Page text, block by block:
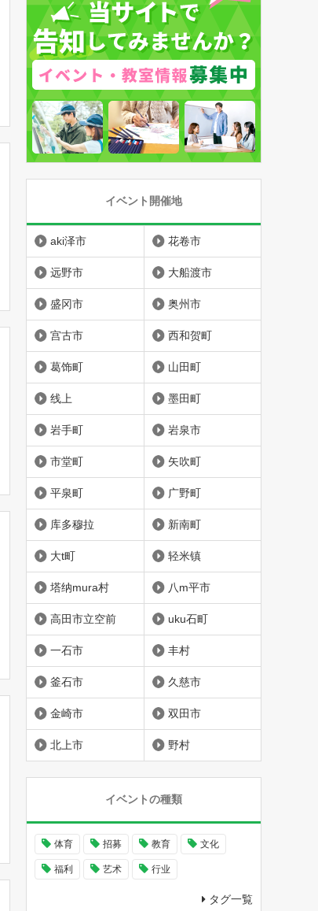
イベント開催地
aki泽市 花卷市
远野市 大船渡市
盛冈市 奥州市
宫古市 西和贺町
葛饰町 山田町
线上 墨田町
岩手町 岩泉市
市堂町 矢吹町
平泉町 广野町
库多穆拉 新南町
大t町 轻米镇
塔纳mura村 八m平市
高田市立空前 uku石町
一石市 丰村
釜石市 久慈市
金崎市 双田市
北上市 野村
イベントの種類
体育 招募 教育 文化
福利 艺术 行业
タグ一覧